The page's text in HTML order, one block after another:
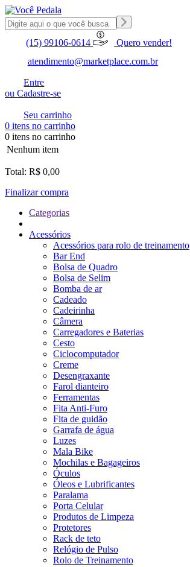
(15) 99106-0614
Quero vender!
atendimento@marketplace.com.br
Entre
ou Cadastre-se
Seu carrinho
0 itens no carrinho
0 itens no carrinho
Nenhum item
Total: R$ 0,00
Finalizar compra
Categorias
Acessórios
Acessórios para rolo de treinamento
Bar End
Bolsa de Quadro
Bolsa de Selim
Bomba de ar
Cadeado
Cadeirinha
Câmera
Carregadores e Baterias
Cesto
Ciclocomputador
Creme
Desengraxante
Farol dianteiro
Ferramentas
Fita Anti-Furo
Fita de guidão
Garrafa de água
Luzes
Mala Bike
Mochilas e Bagageiros
Óculos
Óleos e Lubrificantes
Paralama
Porta Celular
Produtos de Limpeza
Protetores
Rack de teto
Relógio de Pulso
Rolo de Treinamento